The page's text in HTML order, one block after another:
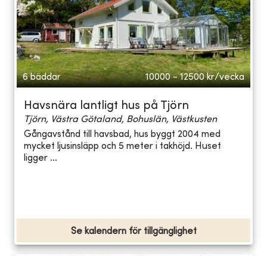
6 bäddar 10000 - 12500 kr/vecka
Havsnära lantligt hus på Tjörn
Tjörn, Västra Götaland, Bohuslän, Västkusten
Gångavstånd till havsbad, hus byggt 2004 med
mycket ljusinsläpp och 5 meter i takhöjd. Huset
ligger ...
Se kalendern för tillgänglighet